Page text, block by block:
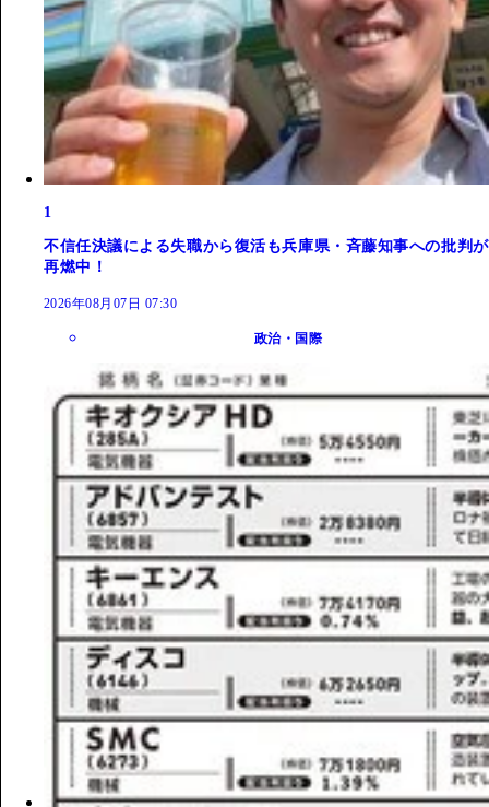
1
不信任決議による失職から復活も兵庫県・斉藤知事への批判が
再燃中！
2026年08月07日 07:30
政治・国際